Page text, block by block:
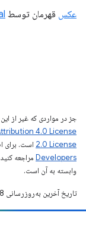
عکس قهرمان توسط
جز در مواردی که غیر از
4.0 License
2.0 License است. برای
Developers‏
وابسته به آن است.
تاریخ آخرین به‌روزرسانی 2018-12-11 به‌وقت ساعت هماهنگ جهانی.